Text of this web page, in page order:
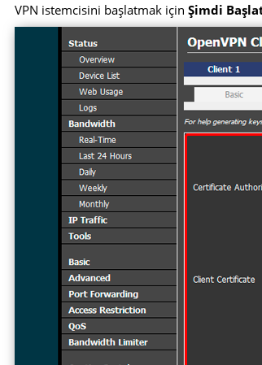
VPN istemcisini başlatmak içinŞimdi